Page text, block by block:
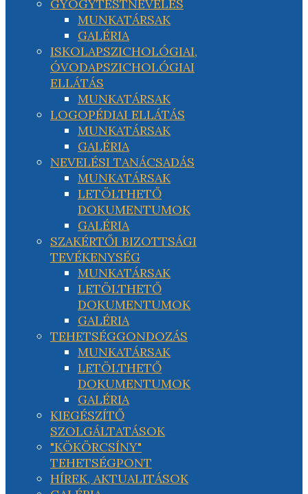
GYÓGYTESTNEVELÉS
MUNKATÁRSAK
GALÉRIA
ISKOLAPSZICHOLÓGIAI,
ÓVODAPSZICHOLÓGIAI
ELLÁTÁS
MUNKATÁRSAK
LOGOPÉDIAI ELLÁTÁS
MUNKATÁRSAK
GALÉRIA
NEVELÉSI TANÁCSADÁS
MUNKATÁRSAK
LETÖLTHETŐ
DOKUMENTUMOK
GALÉRIA
SZAKÉRTŐI BIZOTTSÁGI
TEVÉKENYSÉG
MUNKATÁRSAK
LETÖLTHETŐ
DOKUMENTUMOK
GALÉRIA
TEHETSÉGGONDOZÁS
MUNKATÁRSAK
LETÖLTHETŐ
DOKUMENTUMOK
GALÉRIA
KIEGÉSZÍTŐ
SZOLGÁLTATÁSOK
"KÖKÖRCSÍNY"
TEHETSÉGPONT
HÍREK, AKTUALITÁSOK